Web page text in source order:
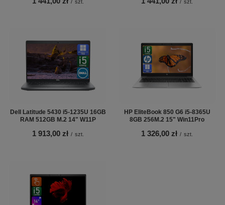
/ szt. / szt.
Dell Latitude 5430 i5-1235U 16GB
RAM 512GB M.2 14" W11P
1 913,00 zł / szt.
HP EliteBook 850 G6 i5-8365U
8GB 256M.2 15" Win11Pro
1 326,00 zł / szt.